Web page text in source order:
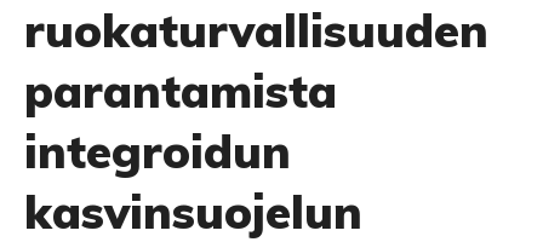
ruokaturvallisuuden
parantamista
integroidun
kasvinsuojelun